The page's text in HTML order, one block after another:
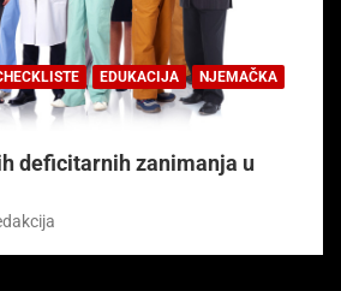
EDUKACIJA
NJEMAČKA
deficitarnih zanimanja u